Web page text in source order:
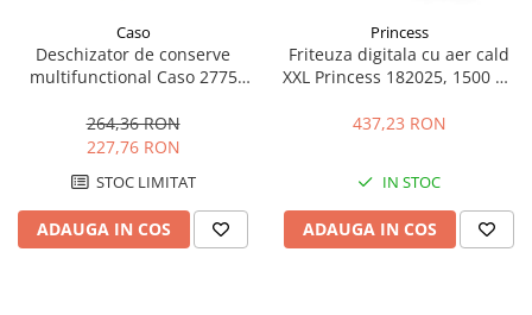
Caso
Deschizator de conserve
multifunctional Caso 2775
sticle si ascutirea cutitelor,
Inox/Negru
264,36 RON
227,76 RON
STOC LIMITAT
ADAUGA IN COS
Princess
Friteuza digitala cu aer cald
XXL Princess 182025, 1500 W,
200, Functii prajire, coacere,
437,23 RON
IN STOC
ADAUGA IN COS